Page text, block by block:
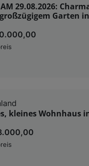
AM 29.08.2026:
Garten
kleines Wohnhaus